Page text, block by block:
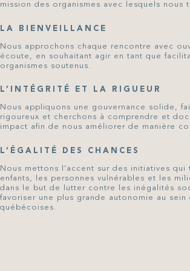
mission des organismes avec lesquels nous
LA BIENVEILLANCE
Nous approchons chaque rencontre avec
écoute, en souhaitant agir en tant que
organismes soutenus.
L’INTÉGRITÉ ET LA RIGUEUR
Nous appliquons une gouvernance solide,
rigoureux et cherchons à comprendre et
impact afin de nous améliorer de manière
L’ÉGALITÉ DES CHANCES
Nous mettons l’accent sur des initiatives qui
enfants, les personnes vulnérables et les
dans le but de lutter contre les inégalités
favoriser une plus grande autonomie au sein
québécoises.